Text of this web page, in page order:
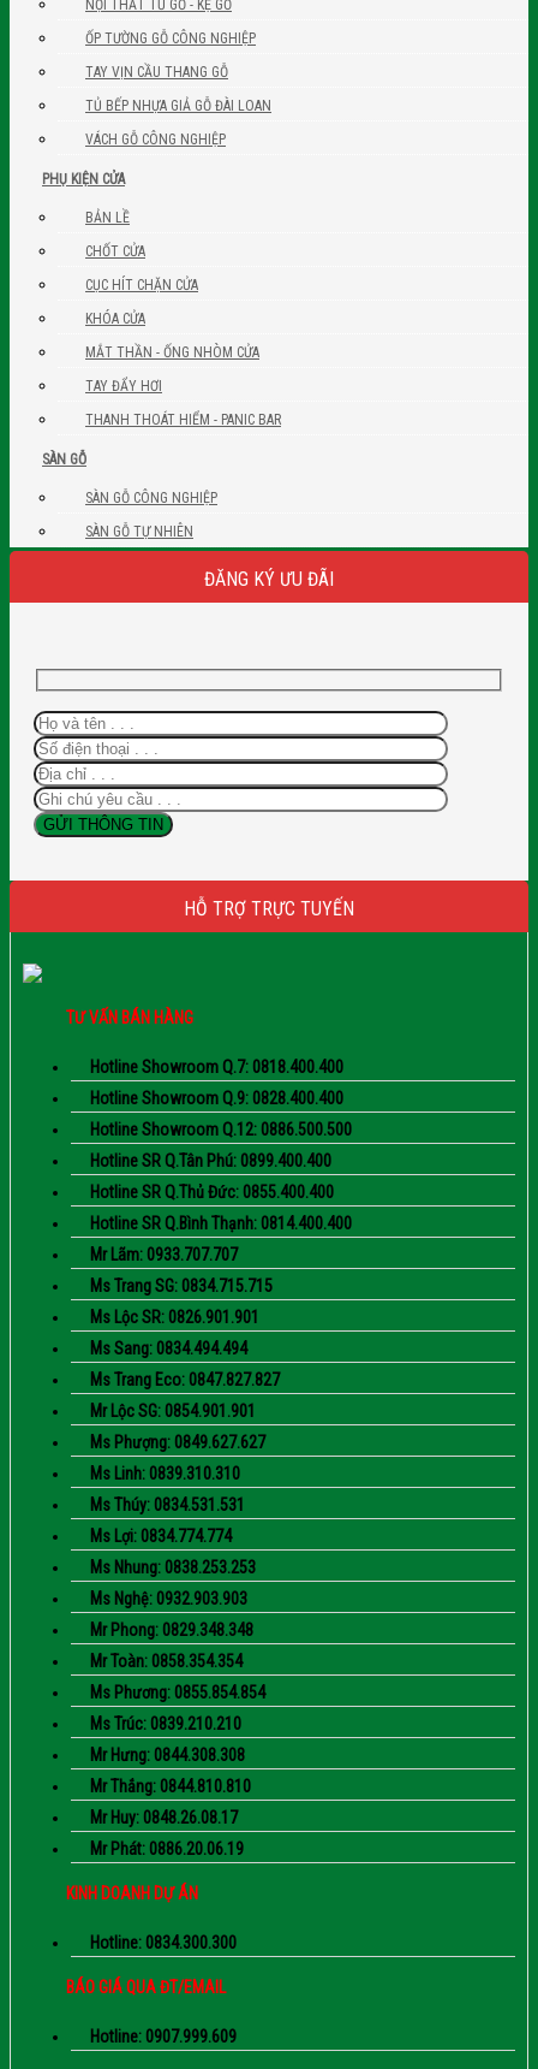
NỘI THẤT TỦ GỖ - KỆ GỖ
ỐP TƯỜNG GỖ CÔNG NGHIỆP
TAY VỊN CẦU THANG GỖ
TỦ BẾP NHỰA GIẢ GỖ ĐÀI LOAN
VÁCH GỖ CÔNG NGHIỆP
PHỤ KIỆN CỬA
BẢN LỀ
CHỐT CỬA
CỤC HÍT CHẶN CỬA
KHÓA CỬA
MẮT THẦN - ỐNG NHÒM CỬA
TAY ĐẨY HƠI
THANH THOÁT HIỂM - PANIC BAR
SÀN GỖ
SÀN GỖ CÔNG NGHIỆP
SÀN GỖ TỰ NHIÊN
ĐĂNG KÝ ƯU ĐÃI
HỖ TRỢ TRỰC TUYẾN
TƯ VẤN BÁN HÀNG
Hotline Showroom Q.7: 0818.400.400
Hotline Showroom Q.9: 0828.400.400
Hotline Showroom Q.12: 0886.500.500
Hotline SR Q.Tân Phú: 0899.400.400
Hotline SR Q.Thủ Đức: 0855.400.400
Hotline SR Q.Bình Thạnh: 0814.400.400
Mr Lãm: 0933.707.707
Ms Trang SG: 0834.715.715
Ms Lộc SR: 0826.901.901
Ms Sang: 0834.494.494
Ms Trang Eco: 0847.827.827
Mr Lộc SG: 0854.901.901
Ms Phượng: 0849.627.627
Ms Linh: 0839.310.310
Ms Thúy: 0834.531.531
Ms Lợi: 0834.774.774
Ms Nhung: 0838.253.253
Ms Nghệ: 0932.903.903
Mr Phong: 0829.348.348
Mr Toàn: 0858.354.354
Ms Phương: 0855.854.854
Ms Trúc: 0839.210.210
Mr Hưng: 0844.308.308
Mr Thắng: 0844.810.810
Mr Huy: 0848.26.08.17
Mr Phát: 0886.20.06.19
KINH DOANH DỰ ÁN
Hotline: 0834.300.300
BÁO GIÁ QUA ĐT/EMAIL
Hotline: 0907.999.609